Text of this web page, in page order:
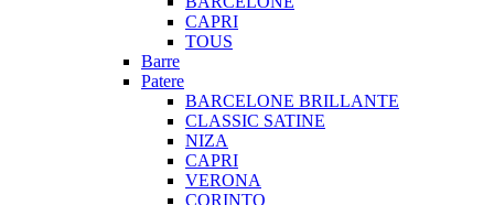
CAPRI
TOUS
Barre
Patere
BARCELONE BRILLANTE
CLASSIC SATINE
NIZA
CAPRI
VERONA
CORINTO